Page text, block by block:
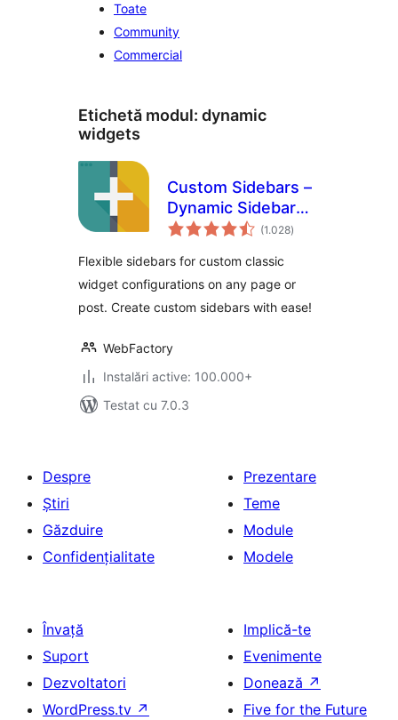
Toate
Community
Commercial
Etichetă modul: dynamic
widgets
Custom Sidebars –
Dynamic Sidebar
Classic Widget
(1.028total
aprecieri
)
Flexible sidebars for custom classic
widget configurations on any page or
post. Create custom sidebars with ease!
WebFactory
Instalări active: 100.000+
Testat cu 7.0.3
Despre
Știri
Găzduire
Confidențialitate
Prezentare
Teme
Module
Modele
Învață
Suport
Dezvoltatori
WordPress.tv ↗
Implică-te
Evenimente
Donează ↗
Five for the Future